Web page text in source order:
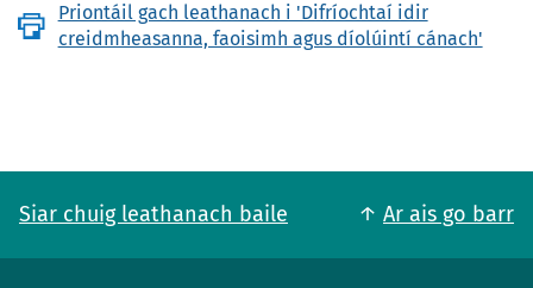
Priontáil gach leathanach i 'Difríochtaí idir
creidmheasanna, faoisimh agus díolúintí cánach'
Siar chuig leathanach baile Ar ais go barr